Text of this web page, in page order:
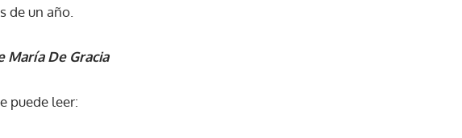
de un año.
María De Gracia
puede leer: